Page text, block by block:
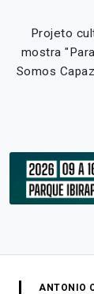
Projeto
mostra
Somos
ANTONIO